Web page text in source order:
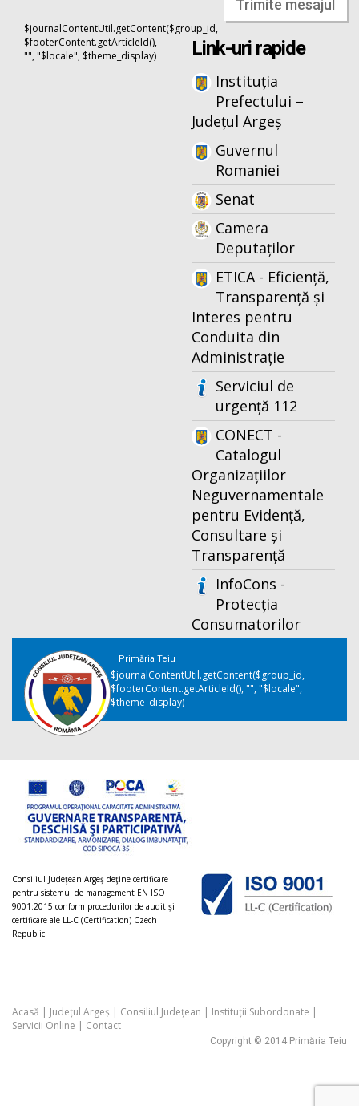
Trimite mesajul
$journalContentUtil.getContent($group_id,
$footerContent.getArticleId(),
"", "$locale", $theme_display)
Link-uri rapide
Instituția
Prefectului –
Județul Argeș
Guvernul
Romaniei
Senat
Camera
Deputaților
ETICA - Eficiență,
Transparență și
Interes pentru
Conduita din
Administrație
Serviciul de
urgență 112
CONECT -
Catalogul
Organizațiilor
Neguvernamentale
pentru Evidență,
Consultare și
Transparență
InfoCons -
Protecția
Consumatorilor
Primăria Teiu
$journalContentUtil.getContent($group_id,
$footerContent.getArticleId(), "", "$locale",
$theme_display)
Consiliul Judeţean Argeș deţine certificare
pentru sistemul de management EN ISO
9001:2015 conform procedurilor de audit şi
certificare ale LL-C (Certification) Czech
Republic
Acasă | Județul Argeș | Consiliul Județean | Instituții Subordonate |
Servicii Online | Contact
Copyright © 2014 Primăria Teiu